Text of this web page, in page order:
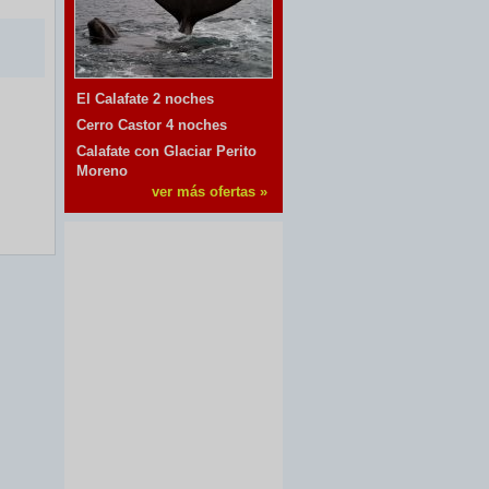
El Calafate 2 noches
Cerro Castor 4 noches
Calafate con Glaciar Perito
Moreno
ver más ofertas »